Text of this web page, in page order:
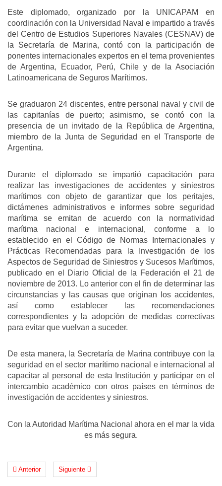
Este diplomado, organizado por la UNICAPAM en
coordinación con la Universidad Naval e impartido a través
del Centro de Estudios Superiores Navales (CESNAV) de
la Secretaría de Marina, contó con la participación de
ponentes internacionales expertos en el tema provenientes
de Argentina, Ecuador, Perú, Chile y de la Asociación
Latinoamericana de Seguros Marítimos.
Se graduaron 24 discentes, entre personal naval y civil de
las capitanías de puerto; asimismo, se contó con la
presencia de un invitado de la República de Argentina,
miembro de la Junta de Seguridad en el Transporte de
Argentina.
Durante el diplomado se impartió capacitación para
realizar las investigaciones de accidentes y siniestros
marítimos con objeto de garantizar que los peritajes,
dictámenes administrativos e informes sobre seguridad
marítima se emitan de acuerdo con la normatividad
marítima nacional e internacional, conforme a lo
establecido en el Código de Normas Internacionales y
Prácticas Recomendadas para la Investigación de los
Aspectos de Seguridad de Siniestros y Sucesos Marítimos,
publicado en el Diario Oficial de la Federación el 21 de
noviembre de 2013. Lo anterior con el fin de determinar las
circunstancias y las causas que originan los accidentes,
así como establecer las recomendaciones
correspondientes y la adopción de medidas correctivas
para evitar que vuelvan a suceder.
De esta manera, la Secretaría de Marina contribuye con la
seguridad en el sector marítimo nacional e internacional al
capacitar al personal de esta Institución y participar en el
intercambio académico con otros países en términos de
investigación de accidentes y siniestros.
Con la Autoridad Marítima Nacional ahora en el mar la vida
es más segura.
Anterior Siguiente